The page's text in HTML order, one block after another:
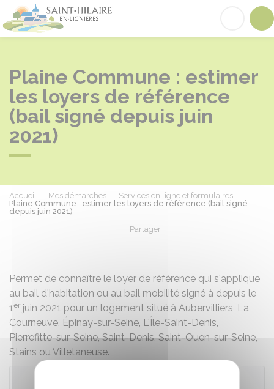
Saint-Hilaire-en-Lignières
Plaine Commune : estimer
les loyers de référence
(bail signé depuis juin
2021)
Accueil Mes démarches
Services en ligne et formulaires
Plaine Commune : estimer les loyers de référence (bail signé
depuis juin 2021)
Partager
Permet de connaître le loyer de référence qui s'applique
au bail d'habitation ou au bail mobilité signé à depuis le
1er juin 2021 pour un logement situé à Aubervilliers, La
Courneuve, Épinay-sur-Seine, L'Île-Saint-Denis,
Pierrefitte-sur-Seine, Saint-Denis, Saint-Ouen-sur-Seine,
Stains ou Villetaneuse.